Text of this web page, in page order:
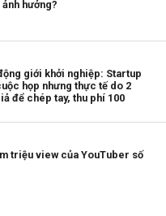
hưởng?
giới khởi nghiệp: Startup
họp nhưng thực tế do 2
để chép tay, thu phí 100
triệu view của YouTuber số